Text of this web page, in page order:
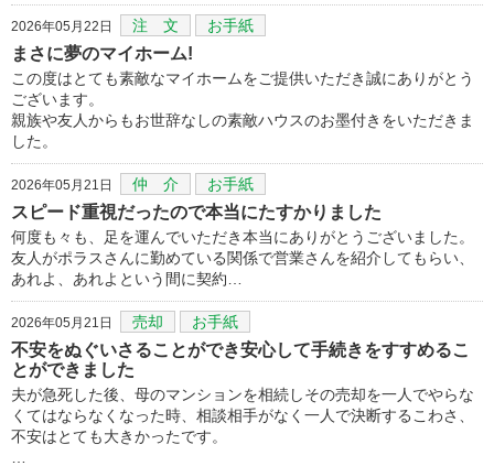
2026年05月22日 注 文 お手紙
まさに夢のマイホーム!
この度はとても素敵なマイホームをご提供いただき誠にありがとう
ございます。
親族や友人からもお世辞なしの素敵ハウスのお墨付きをいただきま
した。
2026年05月21日 仲 介 お手紙
スピード重視だったので本当にたすかりました
何度も々も、足を運んでいただき本当にありがとうございました。
友人がポラスさんに勤めている関係で営業さんを紹介してもらい、
あれよ、あれよという間に契約…
2026年05月21日 売却 お手紙
不安をぬぐいさることができ安心して手続きをすすめるこ
とができました
夫が急死した後、母のマンションを相続しその売却を一人でやらな
くてはならなくなった時、相談相手がなく一人で決断するこわさ、
不安はとても大きかったです。